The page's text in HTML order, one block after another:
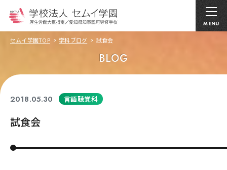
MENU
セムイ学園TOP 学科ブログ 試食会
BLOG
2018.05.30 言語聴覚科
試食会